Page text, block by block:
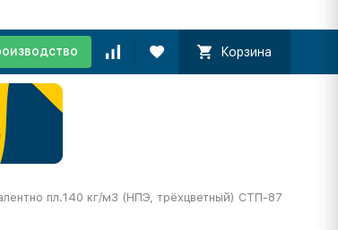
Корзина
пл.140 кг/м3 (НПЭ, трёхцветный) СТП-87